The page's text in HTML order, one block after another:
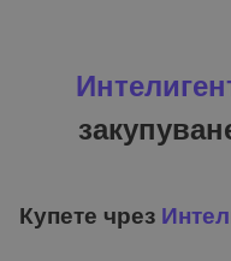
Купете чрез